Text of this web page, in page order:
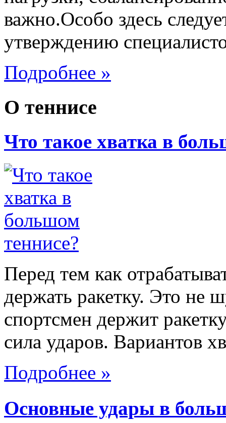
важно.Особо здесь
утверждению
Подробнее »
О теннисе
Что такое хватка в
Перед тем как
держать ракетку. Это не
спортсмен держит
сила ударов. Вариантов
Подробнее »
Основные удары в